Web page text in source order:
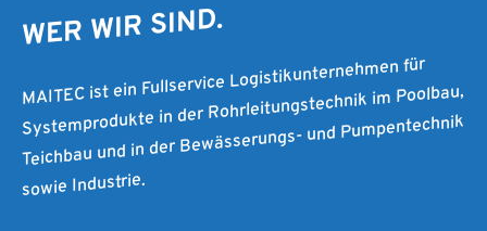
WER WIR SIND.
MAITEC ist ein Fullservice Logistikunternehmen für
Systemprodukte in der Rohrleitungstechnik im Poolbau,
Teichbau und in der Bewässerungs- und Pumpentechnik
sowie Industrie.